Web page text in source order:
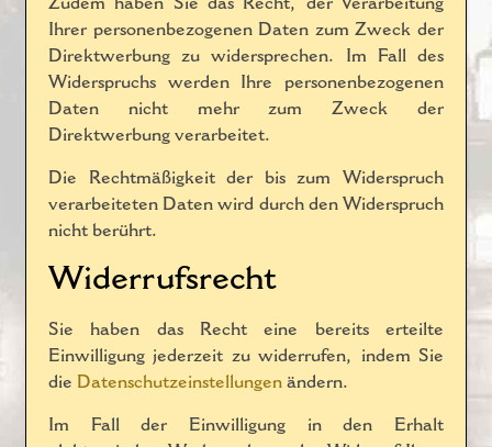
Zudem haben Sie das Recht, der Verarbeitung
Ihrer personenbezogenen Daten zum Zweck der
Direktwerbung zu widersprechen. Im Fall des
Widerspruchs werden Ihre personenbezogenen
Daten nicht mehr zum Zweck der
Direktwerbung verarbeitet.
Die Rechtmäßigkeit der bis zum Widerspruch
verarbeiteten Daten wird durch den Widerspruch
nicht berührt.
Widerrufsrecht
Sie haben das Recht eine bereits erteilte
Einwilligung jederzeit zu widerrufen, indem Sie
die Datenschutzeinstellungen ändern.
Im Fall der Einwilligung in den Erhalt